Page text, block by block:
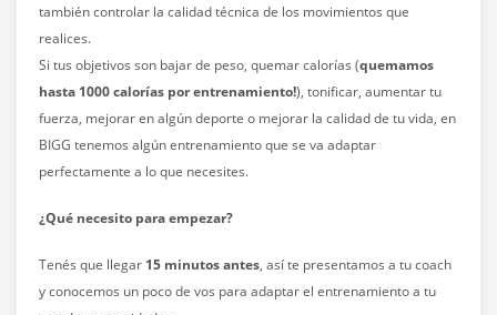
también controlar la calidad técnica de los movimientos que
realices.
Si tus objetivos son bajar de peso, quemar calorías (quemamos
hasta 1000 calorías por entrenamiento!), tonificar, aumentar tu
fuerza, mejorar en algún deporte o mejorar la calidad de tu vida, en
BIGG tenemos algún entrenamiento que se va adaptar
perfectamente a lo que necesites.
¿Qué necesito para empezar?
Tenés que llegar 15 minutos antes, así te presentamos a tu coach
y conocemos un poco de vos para adaptar el entrenamiento a tu